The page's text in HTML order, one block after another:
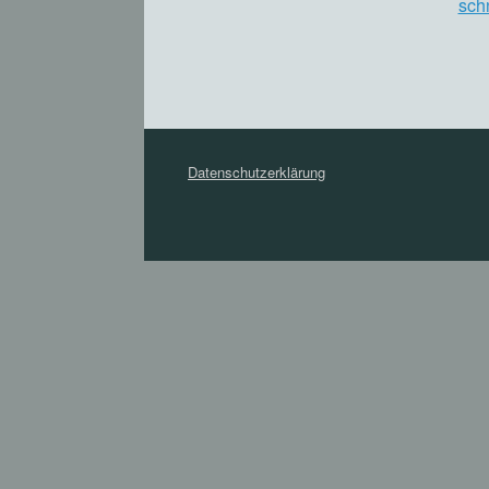
Datenschutzerklärung